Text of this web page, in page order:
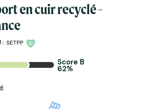
en cuir recyclé -
: SETPP
Score B
62%